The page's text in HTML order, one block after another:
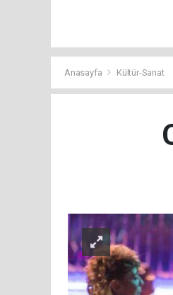
Anasayfa Kültür-Sanat